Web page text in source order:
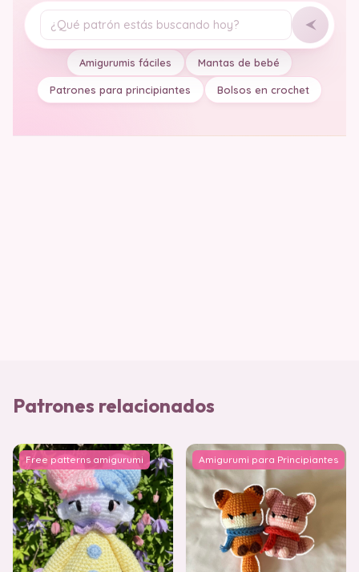
Tu pregunta
Amigurumis fáciles Mantas de bebé
Patrones para principiantes Bolsos en crochet
Patrones relacionados
Free patterns amigurumi Amigurumi para Principiantes